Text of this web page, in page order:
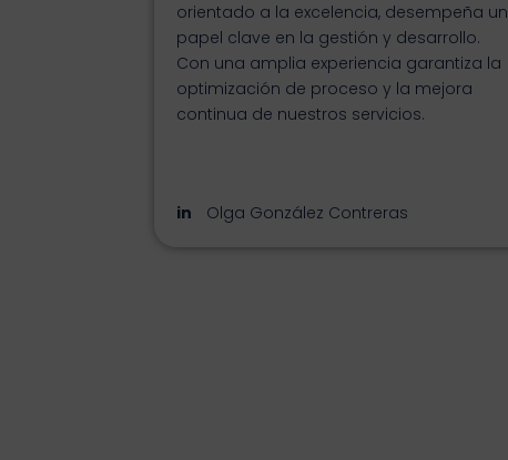
orientado a la excelencia, desempeña un
papel clave en la gestión y desarrollo.
Con una amplia experiencia garantiza la
optimización de proceso y la mejora
continua de nuestros servicios.
Olga González Contreras